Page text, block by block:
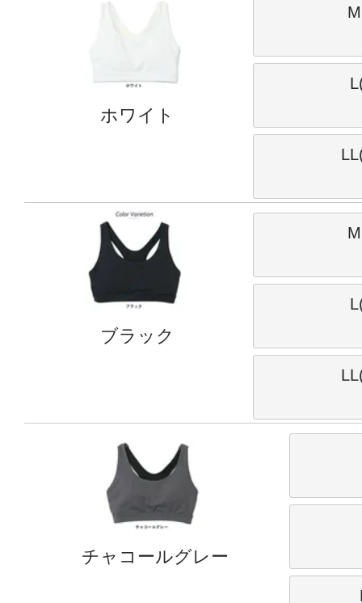
ホワイト
ブラック
チャコールグレー